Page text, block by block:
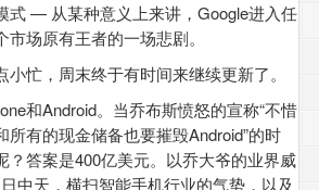
式 — 从某种意义上来讲，Google进入任
场原有王者的一场悲剧。
忙，周末终于有时间来继续更新了。
和Android。当乔布斯愤怒的宣称“不惜
所有的现金储备也要摧毁Android”的时
？答案是400亿美元。以乔大爷的业界威
中天，横扫智能手机行业的气势，以及